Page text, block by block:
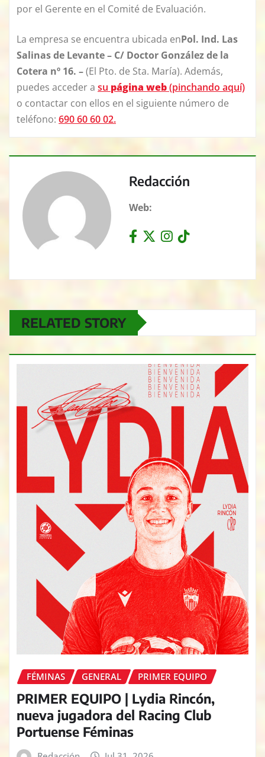
por el Gerente en el Comité de Evaluación.
La empresa se encuentra ubicada enPol. Ind. Las
Salinas de Levante – C/ Doctor González de la
Cotera nº 16. –(El Pto. de Sta. María). Además,
puedes acceder a su página web(pinchando aquí)
o contactar con ellos en el siguiente número de
teléfono: 690 60 60 02.
Redacción
Web:
RELATED STORY
FÉMINAS GENERAL PRIMER EQUIPO
PRIMER EQUIPO | Lydia Rincón,
nueva jugadora del Racing Club
Portuense Féminas